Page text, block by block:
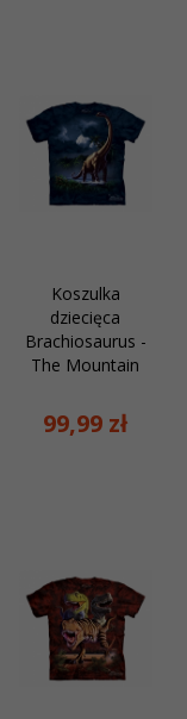
Koszulka
dziecięca
Brachiosaurus -
The Mountain
99,99 zł